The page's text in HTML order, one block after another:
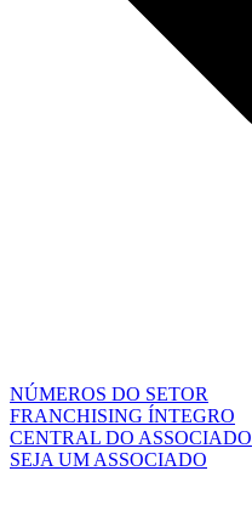
NÚMEROS DO SETOR
FRANCHISING ÍNTEGRO
CENTRAL DO ASSOCIADO
SEJA UM ASSOCIADO